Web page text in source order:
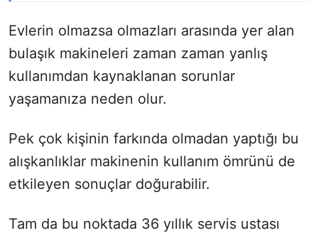
Evlerin olmazsa olmazları arasında yer alan
bulaşık makineleri zaman zaman yanlış
kullanımdan kaynaklanan sorunlar
yaşamanıza neden olur.
Pek çok kişinin farkında olmadan yaptığı bu
alışkanlıklar makinenin kullanım ömrünü de
etkileyen sonuçlar doğurabilir.
Tam da bu noktada 36 yıllık servis ustası